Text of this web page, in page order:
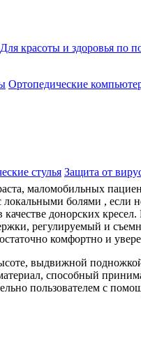
Для красоты и здоровья по
Ортопедические
стулья Защита от
маломобильных
болями , если
донорских
регулируемый и
комфортно и
выдвижной
способный
пользователем с